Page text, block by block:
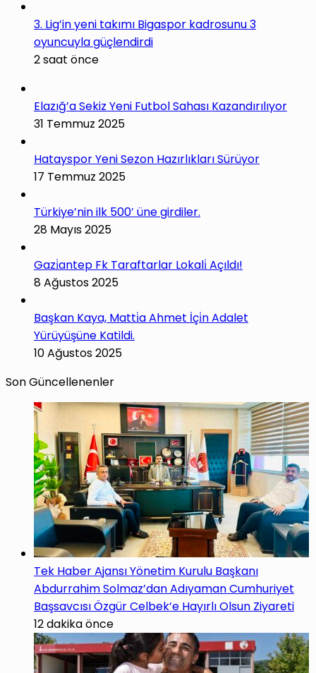
3. Lig’in yeni takımı Bigaspor kadrosunu 3
oyuncuyla güçlendirdi
2 saat önce
Elazığ’a Sekiz Yeni Futbol Sahası Kazandırılıyor
31 Temmuz 2025
Hatayspor Yeni Sezon Hazırlıkları Sürüyor
17 Temmuz 2025
Türkiye’nin ilk 500′ üne girdiler.
28 Mayıs 2025
Gazi̇antep Fk Taraftarlar Lokali̇ Açıldı!
8 Ağustos 2025
Başkan Kaya, Matti̇a Ahmet İçi̇n Adalet
Yürüyüşüne Katildi.
10 Ağustos 2025
Son Güncellenenler
Tek Haber Ajansı Yönetim Kurulu Başkanı
Abdurrahim Solmaz’dan Adıyaman Cumhuriyet
Başsavcısı Özgür Celbek’e Hayırlı Olsun Ziyareti
12 dakika önce